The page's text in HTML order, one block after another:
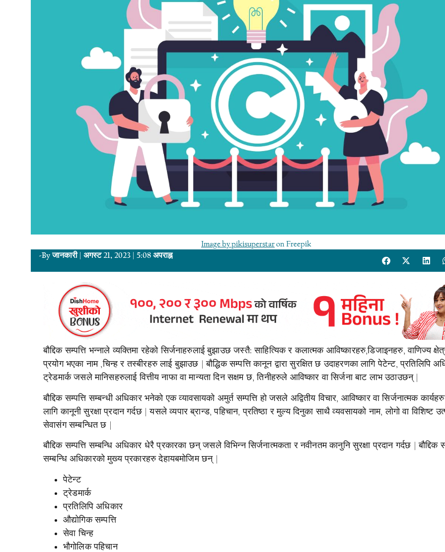
Image by pikisuperstaron Freepik
-Byजानकारी अगस्ट 21, 2023 5:08 अपराह्न
बौद्दिक सम्पत्ति भन्नाले व्यक्तिमा रहेको सिर्जनाहरुलाई बुझाउछ जस्तै: साहित्यिक र कलात्मक आविष्कारहरु,डिजाइनहरु, वाणिज्य
प्रयोग भएका नाम ,चिन्ह र तस्बीरहरु लाई बुझाउछ | बौद्धिक सम्पत्ति कानून द्वारा सुरक्षित छ उदाहरणका लागि पेटेन्ट, प्रतिलिपि
ट्रेडमार्क जसले मानिसहरुलाई वित्तीय नाफा वा मान्यता दिन सक्षम छ, तिनीहरुले आविष्कार वा सिर्जना बाट लाभ उठाउछन् |
बौद्दिक सम्पत्ति सम्बन्धी अधिकार भनेको एक व्यावसायको अमुर्त सम्पत्ति हो जसले अद्वितीय विचार, आविष्कार वा सिर्जनात्मक
लागि कानूनी सुरक्षा प्रदान गर्दछ | यसले व्यपार ब्रान्ड, पहिचान, प्रतिष्ठा र मुल्य दिनुका साथै व्यवसायको नाम, लोगो वा विशिष्ट
सेवासंग सम्बन्धित छ |
बौद्दिक सम्पत्ति सम्बन्धि अधिकार धेरै प्रकारका छन् जसले विभिन्न सिर्जनात्मकता र नवीनतम कानुनि सुरक्षा प्रदान गर्दछ | बौद्दिक
सम्बन्धि अधिकारको मुख्य प्रकारहरु देहायबमोजिम छन् |
पेटेन्ट
ट्रेडमार्क
प्रतिलिपि अधिकार
औद्योगिक सम्पत्ति
सेवा चिन्ह
भौगोलिक पहिचान